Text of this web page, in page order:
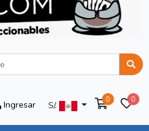
Ingresar S/.
0 0